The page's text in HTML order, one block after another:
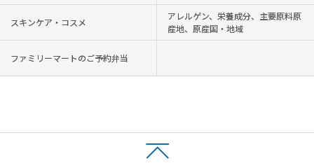
スキンケア・コスメ
アレルゲン、栄養成分、主要原料原
産地、原産国・地域
ファミリーマートのご予約弁当